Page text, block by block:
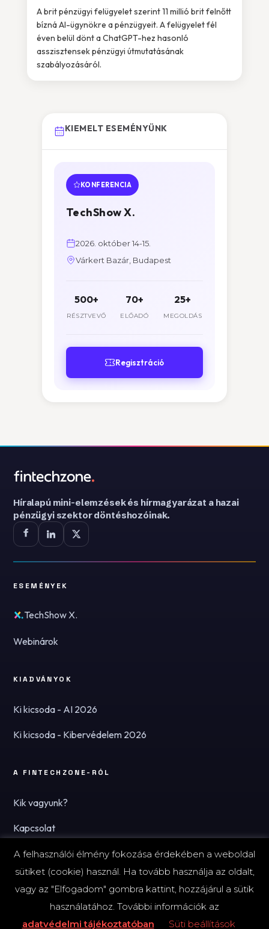
A brit pénzügyi felügyelet szerint 11 millió brit felnőtt
bízná AI-ügynökre a pénzügyeit. A felügyelet fél
éven belül dönt a ChatGPT-hez hasonló
asszisztensek pénzügyi útmutatásának
szabályozásáról.
KIEMELT ESEMÉNYÜNK
KONFERENCIA
TechShow X.
2026. október 14-15.
Várkert Bazár, Budapest
500+
RÉSZTVEVŐ
70+
ELŐADÓ
25+
MEGOLDÁS
Regisztráció
Híralapú mini-elemzések és hírmagyarázat a hazai
pénzügyi szektor döntéshozóinak.
ESEMÉNYEK
TechShow X.
Webinárok
KIADVÁNYOK
Ki kicsoda - AI 2026
Ki kicsoda - Kibervédelem 2026
A FINTECHZONE-RÓL
Kik vagyunk?
Kapcsolat
Hírlevél
© 2026 FinTechZone.hu - A FinTech Group Kft.
A felhasználói élmény fokozása érdekében a weboldal
sütiket (cookie) használ. Ha tovább használja az oldalt,
vagy az "Elfogadom" gombra kattint, hozzájárul a sütik
használatához. További információk az
adatvédelmi tájékoztatóban
Süti beállítások